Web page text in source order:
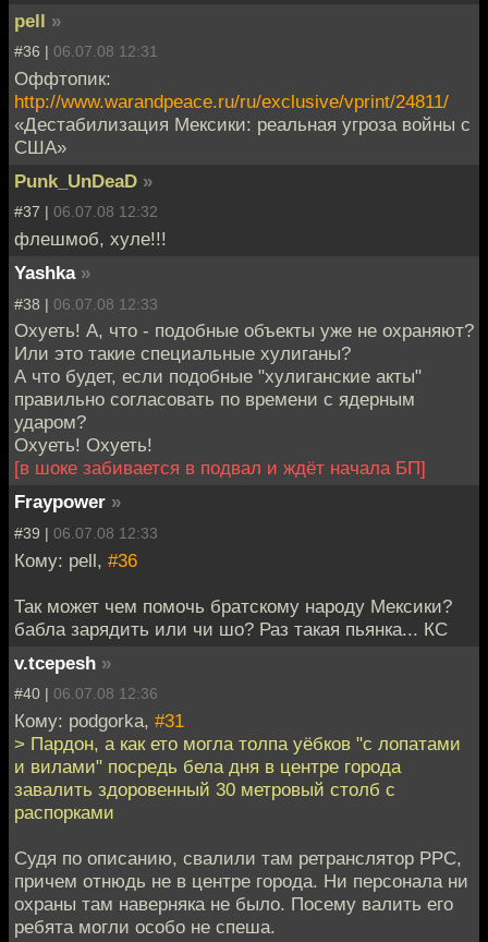
pell »
#36 | 06.07.08 12:31
Оффтопик:
http://www.warandpeace.ru/ru/exclusive/vprint/24811/
«Дестабилизация Мексики: реальная угроза войны с
США»
Punk_UnDeaD »
#37 | 06.07.08 12:32
флешмоб, хуле!!!
Yashka »
#38 | 06.07.08 12:33
Охуеть! А, что - подобные объекты уже не охраняют?
Или это такие специальные хулиганы?
А что будет, если подобные "хулиганские акты"
правильно согласовать по времени с ядерным
ударом?
Охуеть! Охуеть!
[в шоке забивается в подвал и ждёт начала БП]
Fraypower »
#39 | 06.07.08 12:33
Кому: pell, #36
Так может чем помочь братскому народу Мексики?
бабла зарядить или чи шо? Раз такая пьянка... КС
v.tcepesh »
#40 | 06.07.08 12:36
Кому: podgorka, #31
> Пардон, а как ето могла толпа уёбков "с лопатами
и вилами" посредь бела дня в центре города
завалить здоровенный 30 метровый столб с
распорками
Судя по описанию, свалили там ретранслятор РРС,
причем отнюдь не в центре города. Ни персонала ни
охраны там наверняка не было. Посему валить его
ребята могли особо не спеша.